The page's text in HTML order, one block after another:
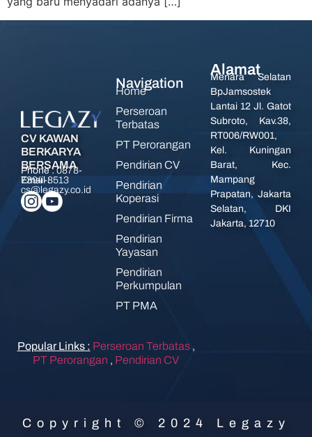
CV KAWAN
BERKARYA
BERSAMA
Phone :0878-
7394-8513
Email :
cs@legazy.co.id
Navigation
Home
Perseroan
Terbatas
PT Perorangan
Pendirian CV
Pendirian
Koperasi
Pendirian Firma
Pendirian
Yayasan
Pendirian
Perkumpulan
PT PMA
Alamat
Menara Selatan
BpJamsostek
Lantai 12 Jl. Gatot
Subroto, Kav.38,
RT006/RW001,
Kel. Kuningan
Barat, Kec.
Mampang
Prapatan, Jakarta
Selatan, DKI
Jakarta, 12710
Popular Links : Perseroan Terbatas ,
PT Perorangan , Pendirian CV
Copyright © 2024 Legazy